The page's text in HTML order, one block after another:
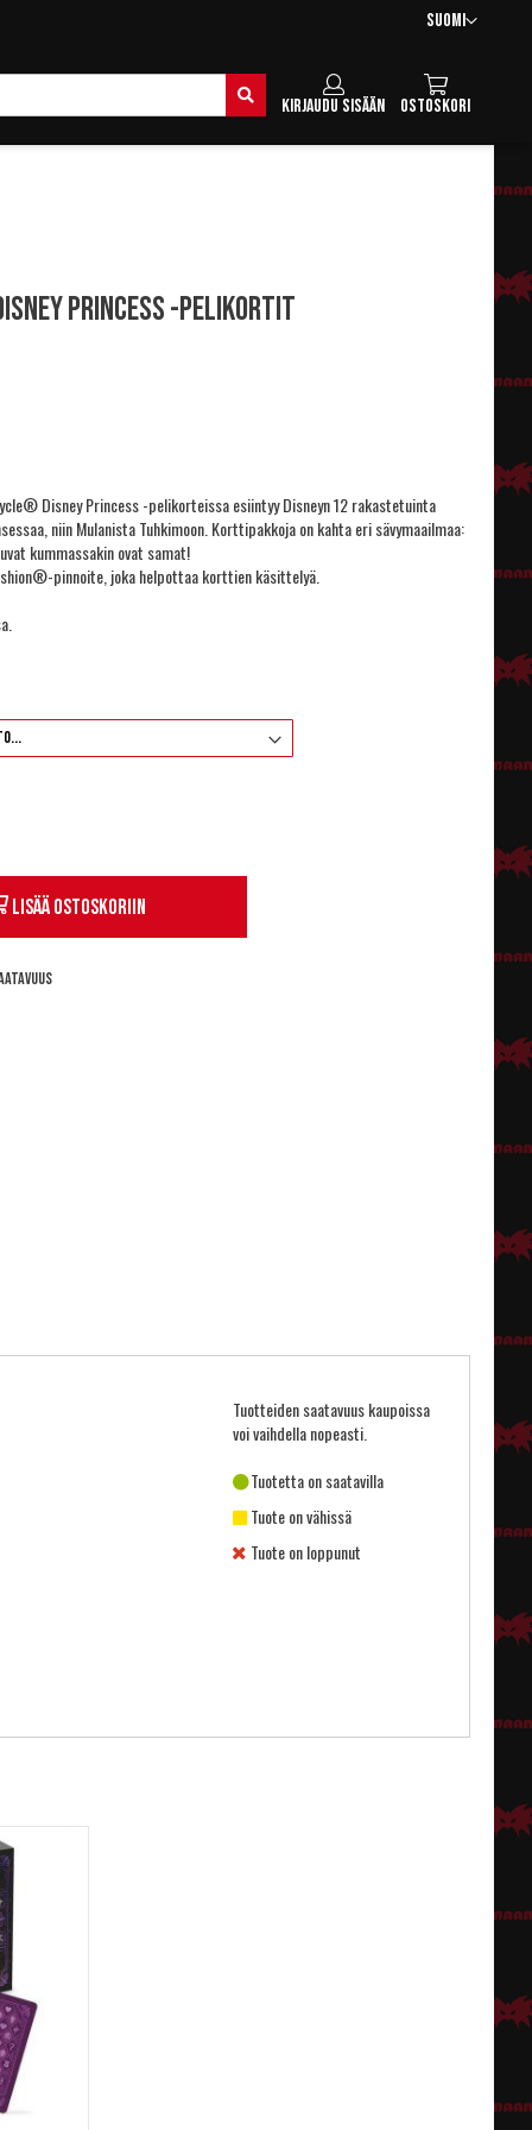
Kieli
Suomi
Ostoskori
Kirjaudu sisään
Princess -pelikortit
Disney Princess -pelikorteissa esiintyy Disneyn 12 rakastetuinta
niin Mulanista Tuhkimoon. Korttipakkoja on kahta eri sävymaailmaa:
kummassakin ovat samat!
pinnoite, joka helpottaa korttien käsittelyä.
Lisää ostoskoriin
Tuotteiden saatavuus kaupoissa
voi vaihdella nopeasti.
Tuotetta on saatavilla
Tuote on vähissä
Tuote on loppunut